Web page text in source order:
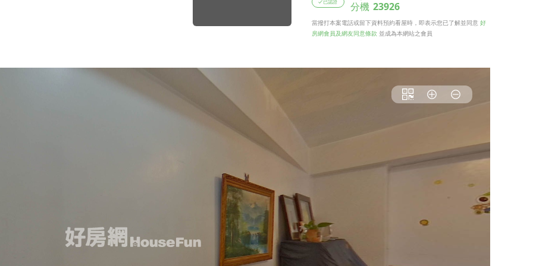
已認證 分機 23926
當撥打本案電話或留下資料預約看屋時，即表示您已了解並同意 好
房網會員及網友同意條款 並成為本網站之會員